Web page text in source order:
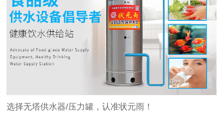
选择无塔供水器/压力罐，认准状元雨！